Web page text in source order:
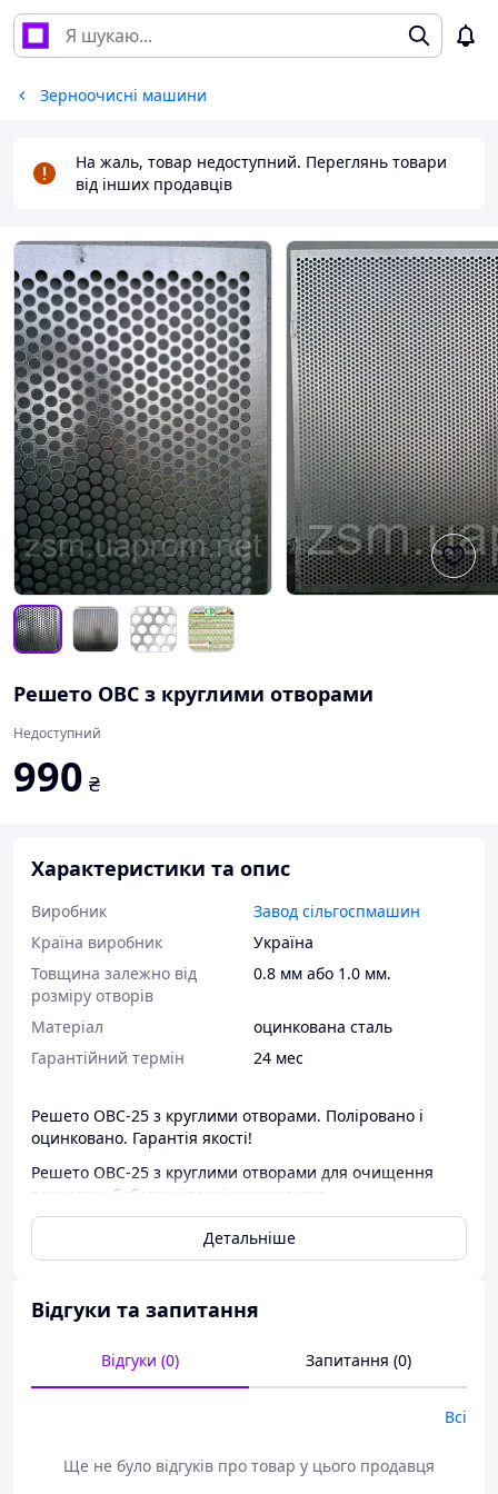
Зерноочисні машини
На жаль, товар недоступний. Переглянь товари
від інших продавців
Решето ОВС з круглими отворами
Недоступний
990 ₴
Характеристики та опис
Виробник
Завод сільгоспмашин
Країна виробник
Україна
Товщина залежно від
розміру отворів
0.8 мм або 1.0 мм.
Матеріал
оцинкована сталь
Гарантійний термін
24 мес
Решето ОВС-25 з круглими отворами. Поліровано і
оцинковано. Гарантія якості!
Решето ОВС-25 з круглими отворами для очищення
зернових, бобових і технічних культур.
Підходить для очисника вороху самопередвижного
ОВС-25 та стаціонарного ОВС-25С. В наявності повний
отворами на всі культури.
Характеристики полотен решітних, що пропонуються
нашим заводом: відсутність задирок, площинність,
точність розмірів отворів, достатня товщина решета,
якісний метал. Решета захищені від корозії, поверхня
До Ваших послуг кваліфікована консультація щодо
Детальніше
Відгуки та запитання
Відгуки (0) Запитання (0)
Всі
Ще не було відгуків про товар у цього продавця